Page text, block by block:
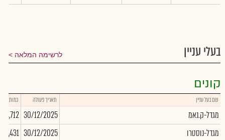
בעלי עניין לרשימה המלאה
קונים
שם בעל עניין תאריך פעולה כמות
מגדל-ק.נאמ 30/12/2025
מגדל-נוסטרו
30/12/2025